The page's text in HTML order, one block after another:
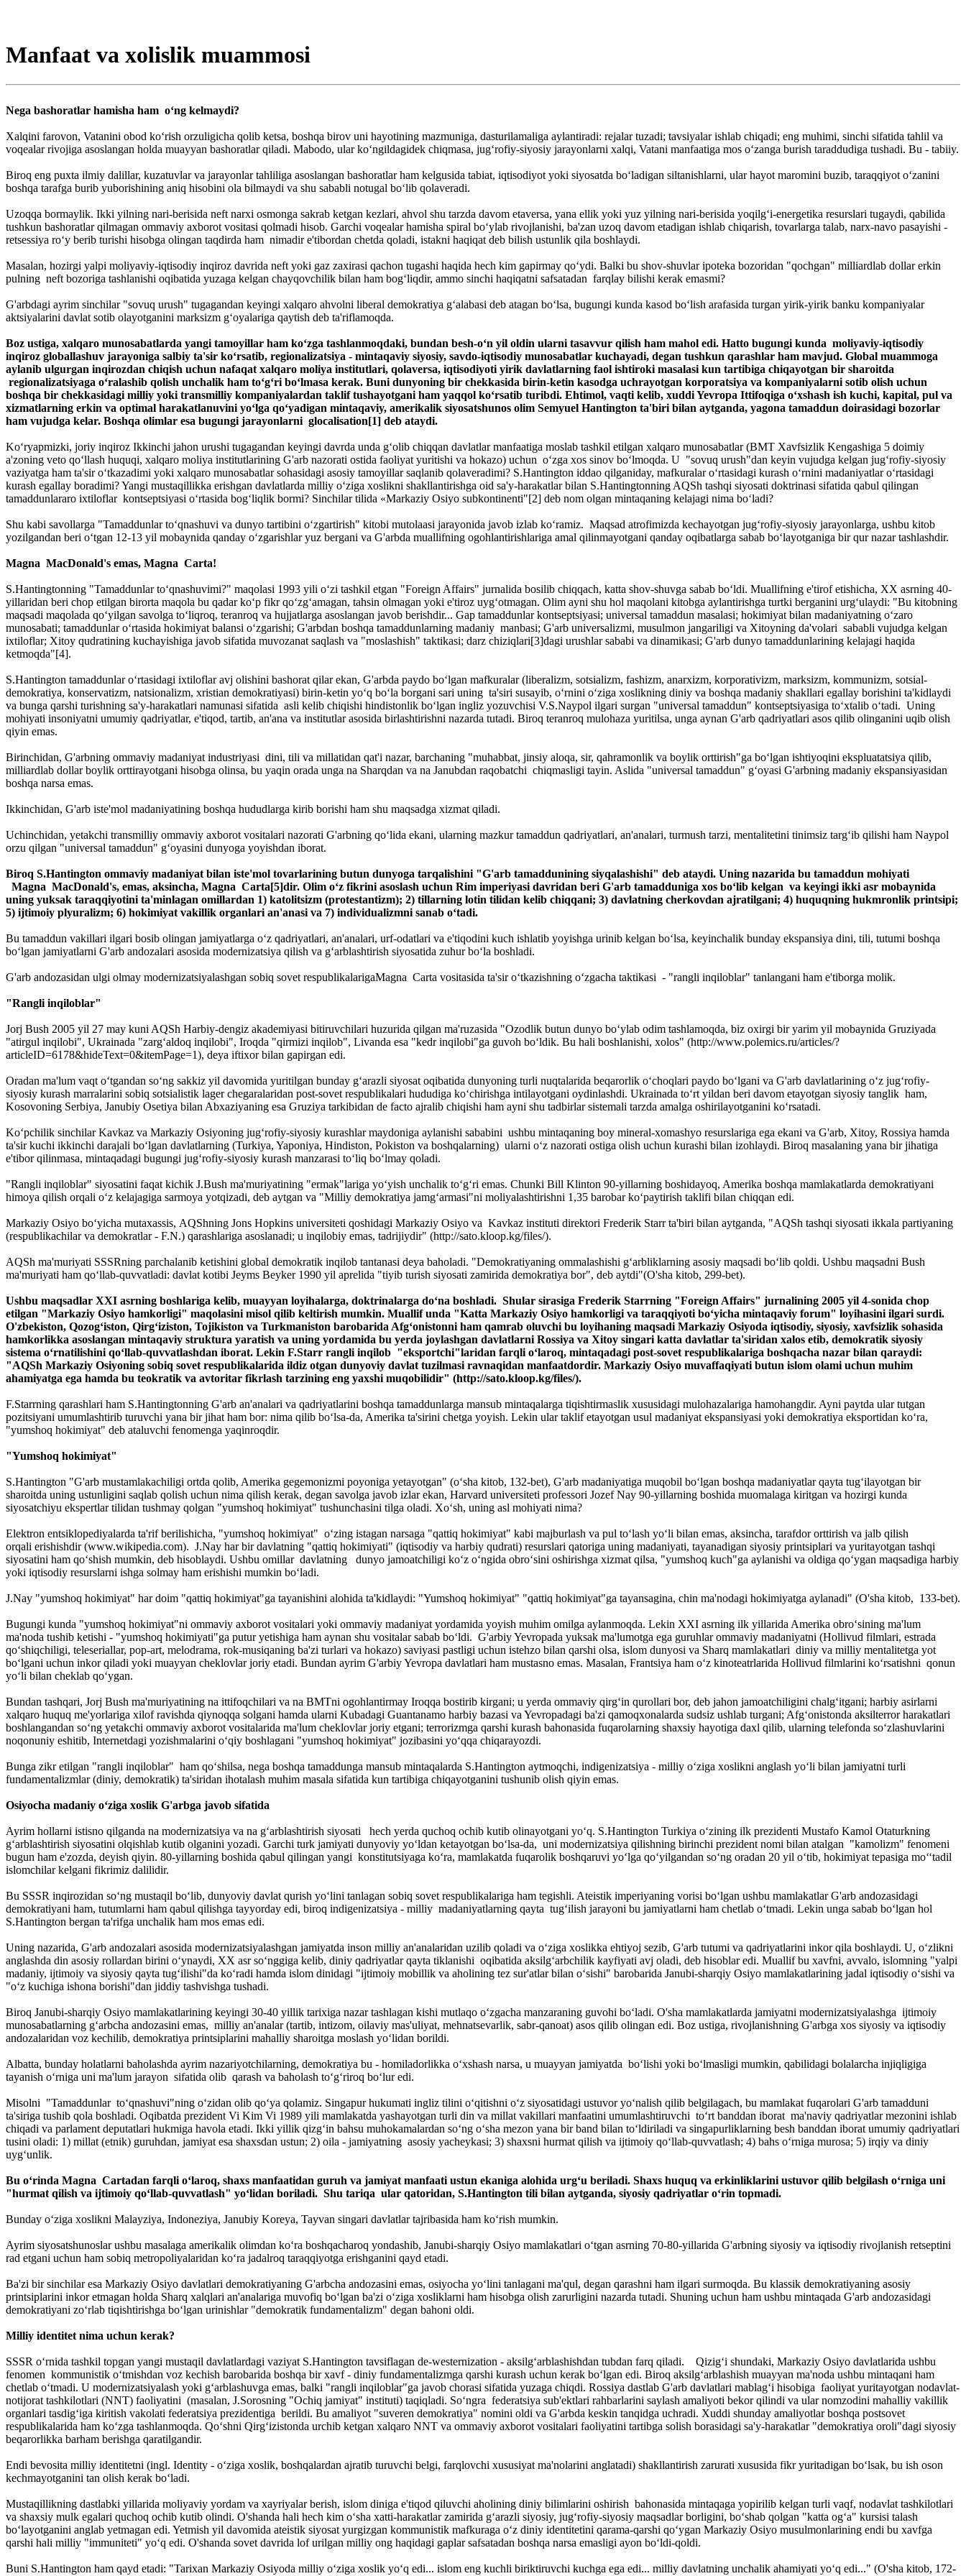
Manfaat va xolislik muammosi
Nega bashoratlar hamisha ham o‘ng kelmaydi?
Xalqini farovon, Vatanini obod ko‘rish orzuligicha qolib ketsa, boshqa birov uni hayotining mazmuniga, dasturilamaliga aylantiradi: rejalar tuzadi; tavsiyalar ishlab chiqadi; eng muhimi, sinchi sifatida tahlil va
voqealar rivojiga asoslangan holda muayyan bashoratlar qiladi. Mabodo, ular ko‘ngildagidek chiqmasa, jug‘rofiy-siyosiy jarayonlarni xalqi, Vatani manfaatiga mos o‘zanga burish taraddudiga tushadi. Bu - tabiiy.
Biroq eng puxta ilmiy dalillar, kuzatuvlar va jarayonlar tahliliga asoslangan bashoratlar ham kelgusida tabiat, iqtisodiyot yoki siyosatda bo‘ladigan siltanishlarni, ular hayot maromini buzib, taraqqiyot o‘zanini
boshqa tarafga burib yuborishining aniq hisobini ola bilmaydi va shu sababli notugal bo‘lib qolaveradi.
Uzoqqa bormaylik. Ikki yilning nari-berisida neft narxi osmonga sakrab ketgan kezlari, ahvol shu tarzda davom etaversa, yana ellik yoki yuz yilning nari-berisida yoqilg‘i-energetika resurslari tugaydi, qabilida
tushkun bashoratlar qilmagan ommaviy axborot vositasi qolmadi hisob. Garchi voqealar hamisha spiral bo‘ylab rivojlanishi, ba'zan uzoq davom etadigan ishlab chiqarish, tovarlarga talab, narx-navo pasayishi -
retsessiya ro‘y berib turishi hisobga olingan taqdirda ham nimadir e'tibordan chetda qoladi, istakni haqiqat deb bilish ustunlik qila boshlaydi.
Masalan, hozirgi yalpi moliyaviy-iqtisodiy inqiroz davrida neft yoki gaz zaxirasi qachon tugashi haqida hech kim gapirmay qo‘ydi. Balki bu shov-shuvlar ipoteka bozoridan "qochgan" milliardlab dollar erkin
pulning neft bozoriga tashlanishi oqibatida yuzaga kelgan chayqovchilik bilan ham bog‘liqdir, ammo sinchi haqiqatni safsatadan farqlay bilishi kerak emasmi?
G'arbdagi ayrim sinchilar "sovuq urush" tugagandan keyingi xalqaro ahvolni liberal demokratiya g‘alabasi deb atagan bo‘lsa, bugungi kunda kasod bo‘lish arafasida turgan yirik-yirik banku kompaniyalar
aktsiyalarini davlat sotib olayotganini marksizm g‘oyalariga qaytish deb ta'riflamoqda.
Boz ustiga, xalqaro munosabatlarda yangi tamoyillar ham ko‘zga tashlanmoqdaki, bundan besh-o‘n yil oldin ularni tasavvur qilish ham mahol edi. Hatto bugungi kunda moliyaviy-iqtisodiy
inqiroz globallashuv jarayoniga salbiy ta'sir ko‘rsatib, regionalizatsiya - mintaqaviy siyosiy, savdo-iqtisodiy munosabatlar kuchayadi, degan tushkun qarashlar ham mavjud. Global muammoga
aylanib ulgurgan inqirozdan chiqish uchun nafaqat xalqaro moliya institutlari, qolaversa, iqtisodiyoti yirik davlatlarning faol ishtiroki masalasi kun tartibiga chiqayotgan bir sharoitda
regionalizatsiyaga o‘ralashib qolish unchalik ham to‘g‘ri bo‘lmasa kerak. Buni dunyoning bir chekkasida birin-ketin kasodga uchrayotgan korporatsiya va kompaniyalarni sotib olish uchun
boshqa bir chekkasidagi milliy yoki transmilliy kompaniyalardan taklif tushayotgani ham yaqqol ko‘rsatib turibdi. Ehtimol, vaqti kelib, xuddi Yevropa Ittifoqiga o‘xshash ish kuchi, kapital, pul va
xizmatlarning erkin va optimal harakatlanuvini yo‘lga qo‘yadigan mintaqaviy, amerikalik siyosatshunos olim Semyuel Hantington ta'biri bilan aytganda, yagona tamaddun doirasidagi bozorlar
ham vujudga kelar. Boshqa olimlar esa bugungi jarayonlarni glocalisation[1] deb ataydi.
Ko‘ryapmizki, joriy inqiroz Ikkinchi jahon urushi tugagandan keyingi davrda unda g‘olib chiqqan davlatlar manfaatiga moslab tashkil etilgan xalqaro munosabatlar (BMT Xavfsizlik Kengashiga 5 doimiy
a'zoning veto qo‘llash huquqi, xalqaro moliya institutlarining G'arb nazorati ostida faoliyat yuritishi va hokazo) uchun o‘zga xos sinov bo‘lmoqda. U "sovuq urush"dan keyin vujudga kelgan jug‘rofiy-siyosiy
vaziyatga ham ta'sir o‘tkazadimi yoki xalqaro munosabatlar sohasidagi asosiy tamoyillar saqlanib qolaveradimi? S.Hantington iddao qilganiday, mafkuralar o‘rtasidagi kurash o‘rnini madaniyatlar o‘rtasidagi
kurash egallay boradimi? Yangi mustaqillikka erishgan davlatlarda milliy o‘ziga xoslikni shakllantirishga oid sa'y-harakatlar bilan S.Hantingtonning AQSh tashqi siyosati doktrinasi sifatida qabul qilingan
tamaddunlararo ixtiloflar kontseptsiyasi o‘rtasida bog‘liqlik bormi? Sinchilar tilida «Markaziy Osiyo subkontinenti"[2] deb nom olgan mintaqaning kelajagi nima bo‘ladi?
Shu kabi savollarga "Tamaddunlar to‘qnashuvi va dunyo tartibini o‘zgartirish" kitobi mutolaasi jarayonida javob izlab ko‘ramiz. Maqsad atrofimizda kechayotgan jug‘rofiy-siyosiy jarayonlarga, ushbu kitob
yozilgandan beri o‘tgan 12-13 yil mobaynida qanday o‘zgarishlar yuz bergani va G'arbda muallifning ogohlantirishlariga amal qilinmayotgani qanday oqibatlarga sabab bo‘layotganiga bir qur nazar tashlashdir.
Magna MacDonald's emas, Magna Carta!
S.Hantingtonning "Tamaddunlar to‘qnashuvimi?" maqolasi 1993 yili o‘zi tashkil etgan "Foreign Affairs" jurnalida bosilib chiqqach, katta shov-shuvga sabab bo‘ldi. Muallifning e'tirof etishicha, XX asrning 40-
yillaridan beri chop etilgan birorta maqola bu qadar ko‘p fikr qo‘zg‘amagan, tahsin olmagan yoki e'tiroz uyg‘otmagan. Olim ayni shu hol maqolani kitobga aylantirishga turtki berganini urg‘ulaydi: "Bu kitobning
maqsadi maqolada qo‘yilgan savolga to‘liqroq, teranroq va hujjatlarga asoslangan javob berishdir... Gap tamaddunlar kontseptsiyasi; universal tamaddun masalasi; hokimiyat bilan madaniyatning o‘zaro
munosabati; tamaddunlar o‘rtasida hokimiyat balansi o‘zgarishi; G'arbdan boshqa tamaddunlarning madaniy manbasi; G'arb universalizmi, musulmon jangariligi va Xitoyning da'volari sababli vujudga kelgan
ixtiloflar; Xitoy qudratining kuchayishiga javob sifatida muvozanat saqlash va "moslashish" taktikasi; darz chiziqlari[3]dagi urushlar sababi va dinamikasi; G'arb dunyo tamaddunlarining kelajagi haqida
ketmoqda"[4].
S.Hantington tamaddunlar o‘rtasidagi ixtiloflar avj olishini bashorat qilar ekan, G'arbda paydo bo‘lgan mafkuralar (liberalizm, sotsializm, fashizm, anarxizm, korporativizm, marksizm, kommunizm, sotsial-
demokratiya, konservatizm, natsionalizm, xristian demokratiyasi) birin-ketin yo‘q bo‘la borgani sari uning ta'siri susayib, o‘rnini o‘ziga xoslikning diniy va boshqa madaniy shakllari egallay borishini ta'kidlaydi
va bunga qarshi turishning sa'y-harakatlari namunasi sifatida asli kelib chiqishi hindistonlik bo‘lgan ingliz yozuvchisi V.S.Naypol ilgari surgan "universal tamaddun" kontseptsiyasiga to‘xtalib o‘tadi. Uning
mohiyati insoniyatni umumiy qadriyatlar, e'tiqod, tartib, an'ana va institutlar asosida birlashtirishni nazarda tutadi. Biroq teranroq mulohaza yuritilsa, unga aynan G'arb qadriyatlari asos qilib olinganini uqib olish
qiyin emas.
Birinchidan, G'arbning ommaviy madaniyat industriyasi dini, tili va millatidan qat'i nazar, barchaning "muhabbat, jinsiy aloqa, sir, qahramonlik va boylik orttirish"ga bo‘lgan ishtiyoqini ekspluatatsiya qilib,
milliardlab dollar boylik orttirayotgani hisobga olinsa, bu yaqin orada unga na Sharqdan va na Janubdan raqobatchi chiqmasligi tayin. Aslida "universal tamaddun" g‘oyasi G'arbning madaniy ekspansiyasidan
boshqa narsa emas.
Ikkinchidan, G'arb iste'mol madaniyatining boshqa hududlarga kirib borishi ham shu maqsadga xizmat qiladi.
Uchinchidan, yetakchi transmilliy ommaviy axborot vositalari nazorati G'arbning qo‘lida ekani, ularning mazkur tamaddun qadriyatlari, an'analari, turmush tarzi, mentalitetini tinimsiz targ‘ib qilishi ham Naypol
orzu qilgan "universal tamaddun" g‘oyasini dunyoga yoyishdan iborat.
Biroq S.Hantington ommaviy madaniyat bilan iste'mol tovarlarining butun dunyoga tarqalishini "G'arb tamaddunining siyqalashishi" deb ataydi. Uning nazarida bu tamaddun mohiyati
Magna MacDonald's, emas, aksincha, Magna Carta[5]dir. Olim o‘z fikrini asoslash uchun Rim imperiyasi davridan beri G'arb tamadduniga xos bo‘lib kelgan va keyingi ikki asr mobaynida
uning yuksak taraqqiyotini ta'minlagan omillardan 1) katolitsizm (protestantizm); 2) tillarning lotin tilidan kelib chiqqani; 3) davlatning cherkovdan ajratilgani; 4) huquqning hukmronlik printsipi;
5) ijtimoiy plyuralizm; 6) hokimiyat vakillik organlari an'anasi va 7) individualizmni sanab o‘tadi.
Bu tamaddun vakillari ilgari bosib olingan jamiyatlarga o‘z qadriyatlari, an'analari, urf-odatlari va e'tiqodini kuch ishlatib yoyishga urinib kelgan bo‘lsa, keyinchalik bunday ekspansiya dini, tili, tutumi boshqa
bo‘lgan jamiyatlarni G'arb andozalari asosida modernizatsiya qilish va g‘arblashtirish siyosatida zuhur bo‘la boshladi.
G'arb andozasidan ulgi olmay modernizatsiyalashgan sobiq sovet respublikalarigaMagna Carta vositasida ta'sir o‘tkazishning o‘zgacha taktikasi - "rangli inqiloblar" tanlangani ham e'tiborga molik.
"Rangli inqiloblar"
Jorj Bush 2005 yil 27 may kuni AQSh Harbiy-dengiz akademiyasi bitiruvchilari huzurida qilgan ma'ruzasida "Ozodlik butun dunyo bo‘ylab odim tashlamoqda, biz oxirgi bir yarim yil mobaynida Gruziyada
"atirgul inqilobi", Ukrainada "zarg‘aldoq inqilobi", Iroqda "qirmizi inqilob", Livanda esa "kedr inqilobi"ga guvoh bo‘ldik. Bu hali boshlanishi, xolos" (http://www.polemics.ru/articles/?
articleID=6178&hideText=0&itemPage=1), deya iftixor bilan gapirgan edi.
Oradan ma'lum vaqt o‘tgandan so‘ng sakkiz yil davomida yuritilgan bunday g‘arazli siyosat oqibatida dunyoning turli nuqtalarida beqarorlik o‘choqlari paydo bo‘lgani va G'arb davlatlarining o‘z jug‘rofiy-
siyosiy kurash marralarini sobiq sotsialistik lager chegaralaridan post-sovet respublikalari hududiga ko‘chirishga intilayotgani oydinlashdi. Ukrainada to‘rt yildan beri davom etayotgan siyosiy tanglik ham,
Kosovoning Serbiya, Janubiy Osetiya bilan Abxaziyaning esa Gruziya tarkibidan de facto ajralib chiqishi ham ayni shu tadbirlar sistemali tarzda amalga oshirilayotganini ko‘rsatadi.
Ko‘pchilik sinchilar Kavkaz va Markaziy Osiyoning jug‘rofiy-siyosiy kurashlar maydoniga aylanishi sababini ushbu mintaqaning boy mineral-xomashyo resurslariga ega ekani va G'arb, Xitoy, Rossiya hamda
ta'sir kuchi ikkinchi darajali bo‘lgan davlatlarning (Turkiya, Yaponiya, Hindiston, Pokiston va boshqalarning) ularni o‘z nazorati ostiga olish uchun kurashi bilan izohlaydi. Biroq masalaning yana bir jihatiga
e'tibor qilinmasa, mintaqadagi bugungi jug‘rofiy-siyosiy kurash manzarasi to‘liq bo‘lmay qoladi.
"Rangli inqiloblar" siyosatini faqat kichik J.Bush ma'muriyatining "ermak"lariga yo‘yish unchalik to‘g‘ri emas. Chunki Bill Klinton 90-yillarning boshidayoq, Amerika boshqa mamlakatlarda demokratiyani
himoya qilish orqali o‘z kelajagiga sarmoya yotqizadi, deb aytgan va "Milliy demokratiya jamg‘armasi"ni moliyalashtirishni 1,35 barobar ko‘paytirish taklifi bilan chiqqan edi.
Markaziy Osiyo bo‘yicha mutaxassis, AQShning Jons Hopkins universiteti qoshidagi Markaziy Osiyo va Kavkaz instituti direktori Frederik Starr ta'biri bilan aytganda, "AQSh tashqi siyosati ikkala partiyaning
(respublikachilar va demokratlar - F.N.) qarashlariga asoslanadi; u inqilobiy emas, tadrijiydir" (http://sato.kloop.kg/files/).
AQSh ma'muriyati SSSRning parchalanib ketishini global demokratik inqilob tantanasi deya baholadi. "Demokratiyaning ommalashishi g‘arbliklarning asosiy maqsadi bo‘lib qoldi. Ushbu maqsadni Bush
ma'muriyati ham qo‘llab-quvvatladi: davlat kotibi Jeyms Beyker 1990 yil aprelida "tiyib turish siyosati zamirida demokratiya bor", deb aytdi"(O'sha kitob, 299-bet).
Ushbu maqsadlar XXI asrning boshlariga kelib, muayyan loyihalarga, doktrinalarga do‘na boshladi. Shular sirasiga Frederik Starrning "Foreign Affairs" jurnalining 2005 yil 4-sonida chop
etilgan "Markaziy Osiyo hamkorligi" maqolasini misol qilib keltirish mumkin. Muallif unda "Katta Markaziy Osiyo hamkorligi va taraqqiyoti bo‘yicha mintaqaviy forum" loyihasini ilgari surdi.
O'zbekiston, Qozog‘iston, Qirg‘iziston, Tojikiston va Turkmaniston barobarida Afg‘onistonni ham qamrab oluvchi bu loyihaning maqsadi Markaziy Osiyoda iqtisodiy, siyosiy, xavfsizlik sohasida
hamkorlikka asoslangan mintaqaviy struktura yaratish va uning yordamida bu yerda joylashgan davlatlarni Rossiya va Xitoy singari katta davlatlar ta'siridan xalos etib, demokratik siyosiy
sistema o‘rnatilishini qo‘llab-quvvatlashdan iborat. Lekin F.Starr rangli inqilob "eksportchi"laridan farqli o‘laroq, mintaqadagi post-sovet respublikalariga boshqacha nazar bilan qaraydi:
"AQSh Markaziy Osiyoning sobiq sovet respublikalarida ildiz otgan dunyoviy davlat tuzilmasi ravnaqidan manfaatdordir. Markaziy Osiyo muvaffaqiyati butun islom olami uchun muhim
ahamiyatga ega hamda bu teokratik va avtoritar fikrlash tarzining eng yaxshi muqobilidir" (http://sato.kloop.kg/files/).
F.Starrning qarashlari ham S.Hantingtonning G'arb an'analari va qadriyatlarini boshqa tamaddunlarga mansub mintaqalarga tiqishtirmaslik xususidagi mulohazalariga hamohangdir. Ayni paytda ular tutgan
pozitsiyani umumlashtirib turuvchi yana bir jihat ham bor: nima qilib bo‘lsa-da, Amerika ta'sirini chetga yoyish. Lekin ular taklif etayotgan usul madaniyat ekspansiyasi yoki demokratiya eksportidan ko‘ra,
"yumshoq hokimiyat" deb ataluvchi fenomenga yaqinroqdir.
"Yumshoq hokimiyat"
S.Hantington "G'arb mustamlakachiligi ortda qolib, Amerika gegemonizmi poyoniga yetayotgan" (o‘sha kitob, 132-bet), G'arb madaniyatiga muqobil bo‘lgan boshqa madaniyatlar qayta tug‘ilayotgan bir
sharoitda uning ustunligini saqlab qolish uchun nima qilish kerak, degan savolga javob izlar ekan, Harvard universiteti professori Jozef Nay 90-yillarning boshida muomalaga kiritgan va hozirgi kunda
siyosatchiyu ekspertlar tilidan tushmay qolgan "yumshoq hokimiyat" tushunchasini tilga oladi. Xo‘sh, uning asl mohiyati nima?
Elektron entsiklopediyalarda ta'rif berilishicha, "yumshoq hokimiyat" o‘zing istagan narsaga "qattiq hokimiyat" kabi majburlash va pul to‘lash yo‘li bilan emas, aksincha, tarafdor orttirish va jalb qilish
orqali erishishdir (www.wikipedia.com). J.Nay har bir davlatning "qattiq hokimiyati" (iqtisodiy va harbiy qudrati) resurslari qatoriga uning madaniyati, tayanadigan siyosiy printsiplari va yuritayotgan tashqi
siyosatini ham qo‘shish mumkin, deb hisoblaydi. Ushbu omillar davlatning dunyo jamoatchiligi ko‘z o‘ngida obro‘sini oshirishga xizmat qilsa, "yumshoq kuch"ga aylanishi va oldiga qo‘ygan maqsadiga harbiy
yoki iqtisodiy resurslarni ishga solmay ham erishishi mumkin bo‘ladi.
J.Nay "yumshoq hokimiyat" har doim "qattiq hokimiyat"ga tayanishini alohida ta'kidlaydi: "Yumshoq hokimiyat" "qattiq hokimiyat"ga tayansagina, chin ma'nodagi hokimiyatga aylanadi" (O'sha kitob, 133-bet).
Bugungi kunda "yumshoq hokimiyat"ni ommaviy axborot vositalari yoki ommaviy madaniyat yordamida yoyish muhim omilga aylanmoqda. Lekin XXI asrning ilk yillarida Amerika obro‘sining ma'lum
ma'noda tushib ketishi - "yumshoq hokimiyati"ga putur yetishiga ham aynan shu vositalar sabab bo‘ldi. G'arbiy Yevropada yuksak ma'lumotga ega guruhlar ommaviy madaniyatni (Hollivud filmlari, estrada
qo‘shiqchiligi, teleseriallar, pop-art, melodrama, rok-musiqaning ba'zi turlari va hokazo) saviyasi pastligi uchun istehzo bilan qarshi olsa, islom dunyosi va Sharq mamlakatlari diniy va milliy mentalitetga yot
bo‘lgani uchun inkor qiladi yoki muayyan cheklovlar joriy etadi. Bundan ayrim G'arbiy Yevropa davlatlari ham mustasno emas. Masalan, Frantsiya ham o‘z kinoteatrlarida Hollivud filmlarini ko‘rsatishni qonun
yo‘li bilan cheklab qo‘ygan.
Bundan tashqari, Jorj Bush ma'muriyatining na ittifoqchilari va na BMTni ogohlantirmay Iroqqa bostirib kirgani; u yerda ommaviy qirg‘in qurollari bor, deb jahon jamoatchiligini chalg‘itgani; harbiy asirlarni
xalqaro huquq me'yorlariga xilof ravishda qiynoqqa solgani hamda ularni Kubadagi Guantanamo harbiy bazasi va Yevropadagi ba'zi qamoqxonalarda sudsiz ushlab turgani; Afg‘onistonda aksilterror harakatlari
boshlangandan so‘ng yetakchi ommaviy axborot vositalarida ma'lum cheklovlar joriy etgani; terrorizmga qarshi kurash bahonasida fuqarolarning shaxsiy hayotiga daxl qilib, ularning telefonda so‘zlashuvlarini
noqonuniy eshitib, Internetdagi yozishmalarini o‘qiy boshlagani "yumshoq hokimiyat" jozibasini yo‘qqa chiqarayozdi.
Bunga zikr etilgan "rangli inqiloblar" ham qo‘shilsa, nega boshqa tamaddunga mansub mintaqalarda S.Hantington aytmoqchi, indigenizatsiya - milliy o‘ziga xoslikni anglash yo‘li bilan jamiyatni turli
fundamentalizmlar (diniy, demokratik) ta'siridan ihotalash muhim masala sifatida kun tartibiga chiqayotganini tushunib olish qiyin emas.
Osiyocha madaniy o‘ziga xoslik G'arbga javob sifatida
Ayrim hollarni istisno qilganda na modernizatsiya va na g‘arblashtirish siyosati hech yerda quchoq ochib kutib olinayotgani yo‘q. S.Hantington Turkiya o‘zining ilk prezidenti Mustafo Kamol Otaturkning
g‘arblashtirish siyosatini olqishlab kutib olganini yozadi. Garchi turk jamiyati dunyoviy yo‘ldan ketayotgan bo‘lsa-da, uni modernizatsiya qilishning birinchi prezident nomi bilan atalgan "kamolizm" fenomeni
bugun ham e'zozda, deyish qiyin. 80-yillarning boshida qabul qilingan yangi konstitutsiyaga ko‘ra, mamlakatda fuqarolik boshqaruvi yo‘lga qo‘yilgandan so‘ng oradan 20 yil o‘tib, hokimiyat tepasiga mo‘‘tadil
islomchilar kelgani fikrimiz dalilidir.
Bu SSSR inqirozidan so‘ng mustaqil bo‘lib, dunyoviy davlat qurish yo‘lini tanlagan sobiq sovet respublikalariga ham tegishli. Ateistik imperiyaning vorisi bo‘lgan ushbu mamlakatlar G'arb andozasidagi
demokratiyani ham, tutumlarni ham qabul qilishga tayyorday edi, biroq indigenizatsiya - milliy madaniyatlarning qayta tug‘ilish jarayoni bu jamiyatlarni ham chetlab o‘tmadi. Lekin unga sabab bo‘lgan hol
S.Hantington bergan ta'rifga unchalik ham mos emas edi.
Uning nazarida, G'arb andozalari asosida modernizatsiyalashgan jamiyatda inson milliy an'analaridan uzilib qoladi va o‘ziga xoslikka ehtiyoj sezib, G'arb tutumi va qadriyatlarini inkor qila boshlaydi. U, o‘zlikni
anglashda din asosiy rollardan birini o‘ynaydi, XX asr so‘nggiga kelib, diniy qadriyatlar qayta tiklanishi oqibatida aksilg‘arbchilik kayfiyati avj oladi, deb hisoblar edi. Muallif bu xavfni, avvalo, islomning "yalpi
madaniy, ijtimoiy va siyosiy qayta tug‘ilishi"da ko‘radi hamda islom dinidagi "ijtimoiy mobillik va aholining tez sur'atlar bilan o‘sishi" barobarida Janubi-sharqiy Osiyo mamlakatlarining jadal iqtisodiy o‘sishi va
"o‘z kuchiga ishona borishi"dan jiddiy tashvishga tushadi.
Biroq Janubi-sharqiy Osiyo mamlakatlarining keyingi 30-40 yillik tarixiga nazar tashlagan kishi mutlaqo o‘zgacha manzaraning guvohi bo‘ladi. O'sha mamlakatlarda jamiyatni modernizatsiyalashga ijtimoiy
munosabatlarning g‘arbcha andozasini emas, milliy an'analar (tartib, intizom, oilaviy mas'uliyat, mehnatsevarlik, sabr-qanoat) asos qilib olingan edi. Boz ustiga, rivojlanishning G'arbga xos siyosiy va iqtisodiy
andozalaridan voz kechilib, demokratiya printsiplarini mahalliy sharoitga moslash yo‘lidan borildi.
Albatta, bunday holatlarni baholashda ayrim nazariyotchilarning, demokratiya bu - homiladorlikka o‘xshash narsa, u muayyan jamiyatda bo‘lishi yoki bo‘lmasligi mumkin, qabilidagi bolalarcha injiqligiga
tayanish o‘rniga uni ma'lum jarayon sifatida olib qarash va baholash to‘g‘riroq bo‘lur edi.
Misolni "Tamaddunlar to‘qnashuvi"ning o‘zidan olib qo‘ya qolamiz. Singapur hukumati ingliz tilini o‘qitishni o‘z siyosatidagi ustuvor yo‘nalish qilib belgilagach, bu mamlakat fuqarolari G'arb tamadduni
ta'siriga tushib qola boshladi. Oqibatda prezident Vi Kim Vi 1989 yili mamlakatda yashayotgan turli din va millat vakillari manfaatini umumlashtiruvchi to‘rt banddan iborat ma'naviy qadriyatlar mezonini ishlab
chiqadi va parlament deputatlari hukmiga havola etadi. Ikki yillik qizg‘in bahsu muhokamalardan so‘ng o‘sha mezon yana bir band bilan to‘ldiriladi va singapurliklarning besh banddan iborat umumiy qadriyatlari
tusini oladi: 1) millat (etnik) guruhdan, jamiyat esa shaxsdan ustun; 2) oila - jamiyatning asosiy yacheykasi; 3) shaxsni hurmat qilish va ijtimoiy qo‘llab-quvvatlash; 4) bahs o‘rniga murosa; 5) irqiy va diniy
uyg‘unlik.
Bu o‘rinda Magna Cartadan farqli o‘laroq, shaxs manfaatidan guruh va jamiyat manfaati ustun ekaniga alohida urg‘u beriladi. Shaxs huquq va erkinliklarini ustuvor qilib belgilash o‘rniga uni
"hurmat qilish va ijtimoiy qo‘llab-quvvatlash" yo‘lidan boriladi. Shu tariqa ular qatoridan, S.Hantington tili bilan aytganda, siyosiy qadriyatlar o‘rin topmadi.
Bunday o‘ziga xoslikni Malayziya, Indoneziya, Janubiy Koreya, Tayvan singari davlatlar tajribasida ham ko‘rish mumkin.
Ayrim siyosatshunoslar ushbu masalaga amerikalik olimdan ko‘ra boshqacharoq yondashib, Janubi-sharqiy Osiyo mamlakatlari o‘tgan asrning 70-80-yillarida G'arbning siyosiy va iqtisodiy rivojlanish retseptini
rad etgani uchun ham sobiq metropoliyalaridan ko‘ra jadalroq taraqqiyotga erishganini qayd etadi.
Ba'zi bir sinchilar esa Markaziy Osiyo davlatlari demokratiyaning G'arbcha andozasini emas, osiyocha yo‘lini tanlagani ma'qul, degan qarashni ham ilgari surmoqda. Bu klassik demokratiyaning asosiy
printsiplarini inkor etmagan holda Sharq xalqlari an'analariga muvofiq bo‘lgan ba'zi o‘ziga xosliklarni ham hisobga olish zarurligini nazarda tutadi. Shuning uchun ham ushbu mintaqada G'arb andozasidagi
demokratiyani zo‘rlab tiqishtirishga bo‘lgan urinishlar "demokratik fundamentalizm" degan bahoni oldi.
Milliy identitet nima uchun kerak?
SSSR o‘rnida tashkil topgan yangi mustaqil davlatlardagi vaziyat S.Hantington tavsiflagan de-westernization - aksilg‘arblashishdan tubdan farq qiladi. Qizig‘i shundaki, Markaziy Osiyo davlatlarida ushbu
fenomen kommunistik o‘tmishdan voz kechish barobarida boshqa bir xavf - diniy fundamentalizmga qarshi kurash uchun kerak bo‘lgan edi. Biroq aksilg‘arblashish muayyan ma'noda ushbu mintaqani ham
chetlab o‘tmadi. U modernizatsiyalash yoki g‘arblashuvga emas, balki "rangli inqiloblar"ga javob chorasi sifatida yuzaga chiqdi. Rossiya dastlab G'arb davlatlari mablag‘i hisobiga faoliyat yuritayotgan nodavlat-
notijorat tashkilotlari (NNT) faoliyatini (masalan, J.Sorosning "Ochiq jamiyat" instituti) taqiqladi. So‘ngra federatsiya sub'ektlari rahbarlarini saylash amaliyoti bekor qilindi va ular nomzodini mahalliy vakillik
organlari tasdig‘iga kiritish vakolati federatsiya prezidentiga berildi. Bu amaliyot "suveren demokratiya" nomini oldi va G'arbda keskin tanqidga uchradi. Xuddi shunday amaliyotlar boshqa postsovet
respublikalarida ham ko‘zga tashlanmoqda. Qo‘shni Qirg‘izistonda urchib ketgan xalqaro NNT va ommaviy axborot vositalari faoliyatini tartibga solish borasidagi sa'y-harakatlar "demokratiya oroli"dagi siyosiy
beqarorlikka barham berishga qaratilgandir.
Endi bevosita milliy identitetni (ingl. Identity - o‘ziga xoslik, boshqalardan ajratib turuvchi belgi, farqlovchi xususiyat ma'nolarini anglatadi) shakllantirish zarurati xususida fikr yuritadigan bo‘lsak, bu ish oson
kechmayotganini tan olish kerak bo‘ladi.
Mustaqillikning dastlabki yillarida moliyaviy yordam va xayriyalar berish, islom diniga e'tiqod qiluvchi aholining diniy bilimlarini oshirish bahonasida mintaqaga yopirilib kelgan turli vaqf, nodavlat tashkilotlari
va shaxsiy mulk egalari quchoq ochib kutib olindi. O'shanda hali hech kim o‘sha xatti-harakatlar zamirida g‘arazli siyosiy, jug‘rofiy-siyosiy maqsadlar borligini, bo‘shab qolgan "katta og‘a" kursisi talash
bo‘layotganini anglab yetmagan edi. Yetmish yil davomida ateistik siyosat yurgizgan kommunistik mafkuraga o‘z diniy identitetini qarama-qarshi qo‘ygan Markaziy Osiyo musulmonlarining endi bu xavfga
qarshi hali milliy "immuniteti" yo‘q edi. O'shanda sovet davrida lof urilgan milliy ong haqidagi gaplar safsatadan boshqa narsa emasligi ayon bo‘ldi-qoldi.
Buni S.Hantington ham qayd etadi: "Tarixan Markaziy Osiyoda milliy o‘ziga xoslik yo‘q edi... islom eng kuchli biriktiruvchi kuchga ega edi... milliy davlatning unchalik ahamiyati yo‘q edi..." (O'sha kitob, 172-